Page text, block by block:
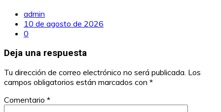
admin
10 de agosto de 2026
0
Deja una respuesta
Tu dirección de correo electrónico no será publicada. Los
campos obligatorios están marcados con *
Comentario *